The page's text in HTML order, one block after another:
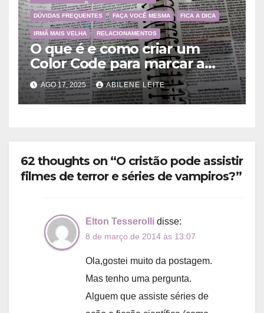
DÚVIDAS FREQUENTES FAÇA VOCÊ MESMA FICA A DICA
IRMÃ MAIS VELHA RELACIONAMENTOS
O que é e como criar um
Color Code para marcar a
Bíblia?
AGO 17, 2025 ABILENE LEITE
62 thoughts on “O cristão pode assistir
filmes de terror e séries de vampiros?”
Elton Tesserolli disse:
8 de março de 2014 às 13:07
Ola,gostei muito da postagem.
Mas tenho uma pergunta.
Alguem que assiste séries de